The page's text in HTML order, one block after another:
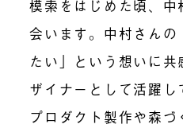
模索をはじめた頃、
会います。中村さん
たい」という想いに
ザイナーとして活躍し
プロダクト製作や森